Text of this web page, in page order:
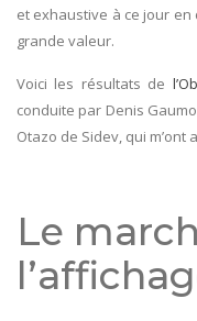
et exhaustive à ce jour en
grande valeur.
Voici les résultats de
conduite par Denis
Otazo de Sidev, qui
Le